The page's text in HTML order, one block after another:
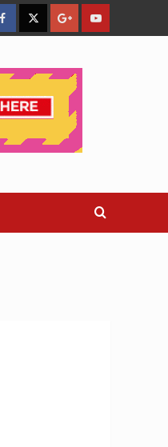
facebookTwitterGoogleYouTube